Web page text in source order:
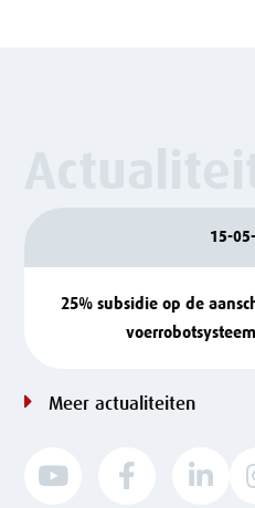
15-
25% subsidie op de
Meer actualiteiten
  